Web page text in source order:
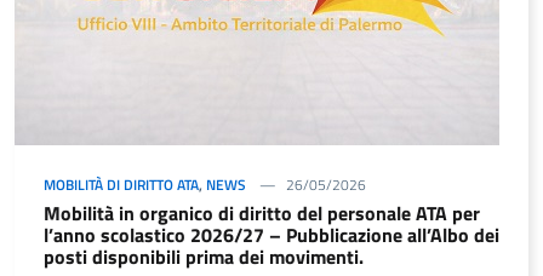
MOBILITÀ DI DIRITTO ATA, NEWS 26/05/2026
Mobilità in organico di diritto del personale ATA per
l’anno scolastico 2026/27 – Pubblicazione all’Albo dei
posti disponibili prima dei movimenti.